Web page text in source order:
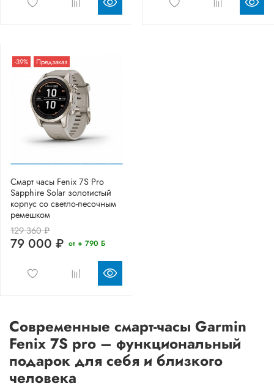
-39% Предзаказ
Смарт часы Fenix 7S Pro
Sapphire Solar золотистый
корпус со светло-песочным
ремешком
129 360 ₽
79 000 ₽ от + 790 Б
Современные смарт-часы Garmin
Fenix 7S pro – функциональный
подарок для себя и близкого
человека